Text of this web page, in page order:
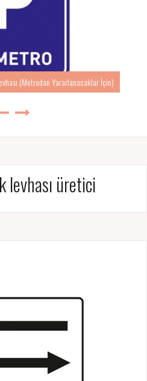
(Metrodan Yararlanacaklar İçin)
levhası üretici